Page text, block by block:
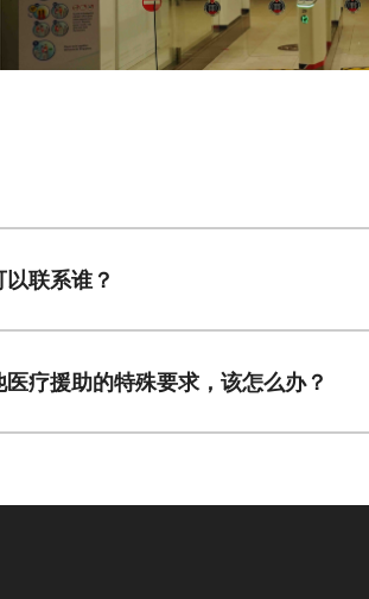
联系谁？
疗援助的特殊要求，该怎么办？